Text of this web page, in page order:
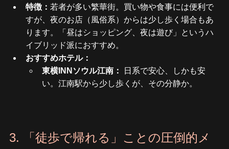
特徴： 若者が多い繁華街。買い物や食事には便利で
すが、夜のお店（風俗系）からは少し歩く場合もあ
ります。「昼はショッピング、夜は遊び」というハ
イブリッド派におすすめ。
おすすめホテル：
東横INNソウル江南：
日系で安心、しかも安
い。江南駅から少し歩くが、その分静か。
3. 「徒歩で帰れる」ことの圧倒的メ